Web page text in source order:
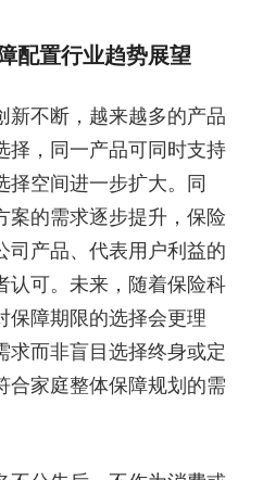
配置行业趋势展望
新不断，越来越多的产品
择，同一产品可同时支持
择空间进一步扩大。同
案的需求逐步提升，保险
司产品、代表用户利益的
认可。未来，随着保险科
保障期限的选择会更理
求而非盲目选择终身或定
合家庭整体保障规划的需